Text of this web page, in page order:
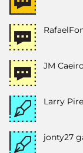
JM
Larry
jonty27